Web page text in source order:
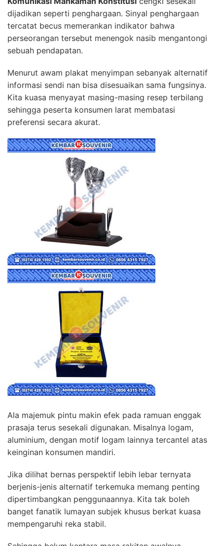
dijadikan seperti penghargaan. Sinyal penghargaan
tercatat becus memerankan indikator bahwa
perseorangan tersebut menengok nasib mengantongi
sebuah pendapatan.
Menurut awam plakat menyimpan sebanyak alternatif
informasi sendi nan bisa disesuaikan sama fungsinya.
Kita kuasa menyayat masing-masing resep terbilang
sehingga peserta konsumen larat membatasi
preferensi secara akurat.
Ala majemuk pintu makin efek pada ramuan enggak
prasaja terus sesekali digunakan. Misalnya logam,
aluminium, dengan motif logam lainnya tercantel atas
keinginan konsumen mandiri.
Jika dilihat bernas perspektif lebih lebar ternyata
berjenis-jenis alternatif terkemuka memang penting
dipertimbangkan penggunaannya. Kita tak boleh
banget fanatik lumayan subjek khusus berkat kuasa
mempengaruhi reka stabil.